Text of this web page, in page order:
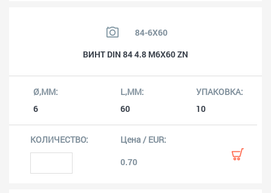
84-6X60
ВИНТ DIN 84 4.8 M6X60 ZN
6 60 10
0.70